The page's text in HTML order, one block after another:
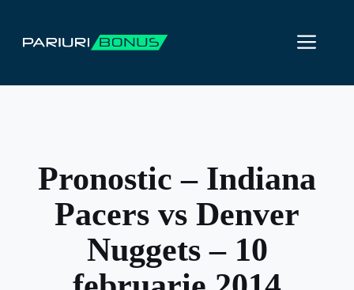
conținut
Pronostic – Indiana
Pacers vs Denver
Nuggets – 10